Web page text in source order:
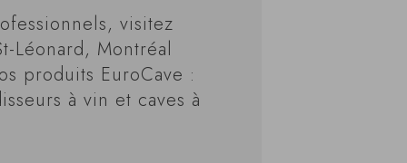
visitez
Léonard, Montréal
produits EuroCave :
à vin et caves à